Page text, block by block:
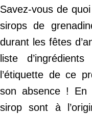
Savez-vous de
sirops de
durant les fêtes
liste
l’étiquette de ce
son absence !
sirop sont à